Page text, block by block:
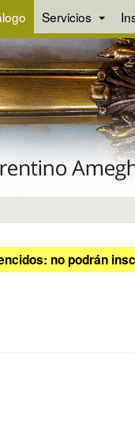
Servicios
no podrán